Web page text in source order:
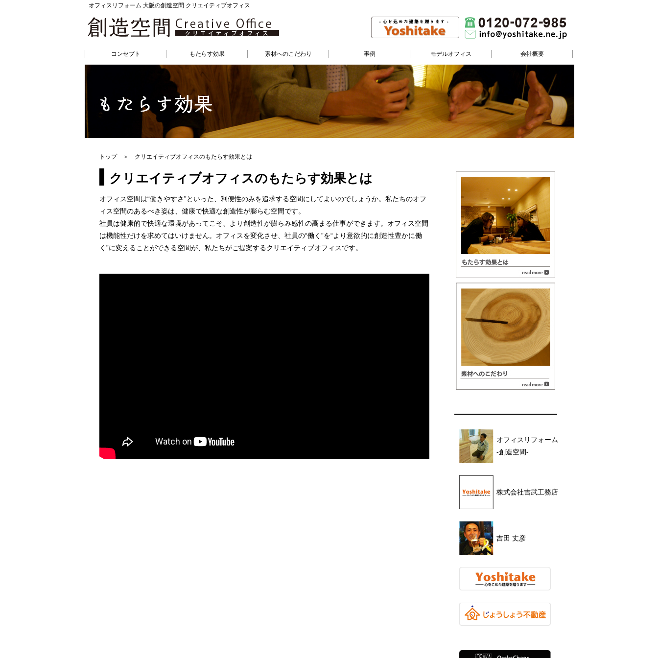
オフィスリフォーム 大阪の創造空間 クリエイティブオフィス
コンセプト もたらす効果 素材へのこだわり 事例 モデルオフィス 会社概要
トップ＞ クリエイティブオフィスのもたらす効果とは
クリエイティブオフィスのもたらす効果とは
オフィス空間は“働きやすさ”といった、利便性のみを追求する空間にしてよいのでしょうか。私たちのオフ
ィス空間のあるべき姿は、健康で快適な創造性が膨らむ空間です。
社員は健康的で快適な環境があってこそ、より創造性が膨らみ感性の高まる仕事ができます。オフィス空間
は機能性だけを求めてはいけません。オフィスを変化させ、社員の“働く”を“より意欲的に創造性豊かに働
く”に変えることができる空間が、私たちがご提案するクリエイティブオフィスです。
オフィスリフォーム
-創造空間-
株式会社吉武工務店
吉田 丈彦